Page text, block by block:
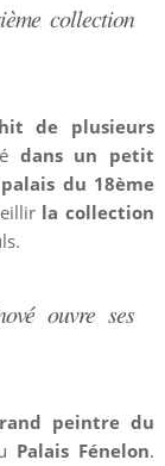
collection
de plusieurs
dans un petit
du 18ème
la collection
ouvre ses
peintre du
Palais Fénelon.